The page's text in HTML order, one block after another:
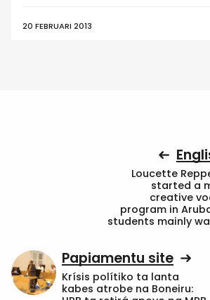
20 FEBRUARI 2013
Loucette
started a
creative
program in
students mainly
Papiamentu site
Krísis polítiko ta lanta
kabes atrobe na Boneiru: